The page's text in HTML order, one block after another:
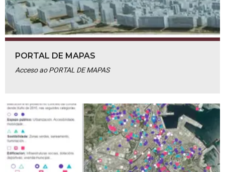
PORTAL DE MAPAS
Acceso ao PORTAL DE MAPAS